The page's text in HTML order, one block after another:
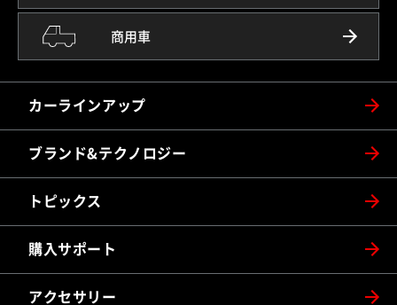
カーラインアップ
商用車
ブランド&テクノロジー
トピックス
購入サポート
アクセサリー